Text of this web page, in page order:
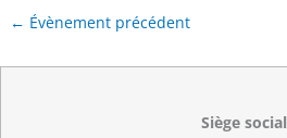
← Évènement précédent
Siège social